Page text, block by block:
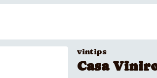
vintips
Casa